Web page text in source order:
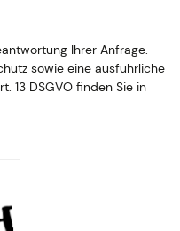
Ihrer Anfrage.
sowie eine ausführliche
13 DSGVO finden Sie in